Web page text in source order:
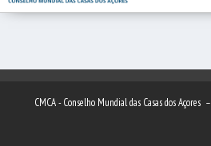
CMCA - Conselho Mundial das Casas dos Açores –